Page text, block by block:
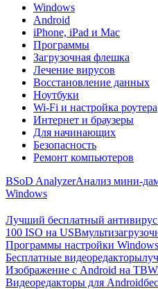
Windows
Android
iPhone, iPad и Mac
Программы
Загрузочная флешка
Лечение вирусов
Восстановление данных
Ноутбуки
Wi-Fi и настройка роутера
Интернет и браузеры
Для начинающих
Безопасность
Ремонт компьютеров
BSoD AnalyzerАнализ мини-
Windows
Лучший бесплатный
100 ISO на USB
Программы настройки
Бесплатные видеоредакторы
Изображение с Android на ТВ
Видеоредакторы для Android